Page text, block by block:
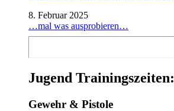
8. Februar 2025
…mal was ausprobieren…
Jugend Trainingszeiten:
Gewehr & Pistole